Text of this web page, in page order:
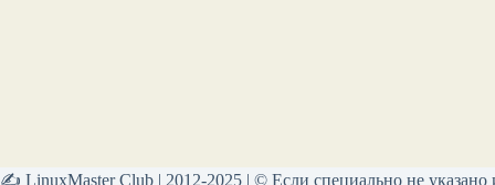
✍ LinuxMaster Club | 2012-2025 | © Если специально не